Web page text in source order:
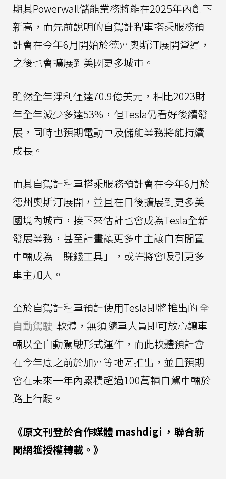
期其Powerwall儲能業務將能在2025年內創下
新高，而先前說明的自駕計程車搭乘服務預
計會在今年6月開始於德州奧斯汀展開營運，
之後也會擴展到美國更多城市。
雖然全年淨利僅達70.9億美元，相比2023財
年全年減少多達53%，但Tesla仍看好後續發
展，同時也預期電動車及儲能業務將能持續
成長。
而其自駕計程車搭乘服務預計會在今年6月於
德州奧斯汀展開，並且在日後擴展到更多美
國境內城市，接下來估計也會成為Tesla全新
發展業務，甚至計畫讓更多車主讓自有閒置
車輛成為「賺錢工具」，或許將會吸引更多
車主加入。
至於自駕計程車預計使用Tesla即將推出的全
自動駕駛 軟體，無須隨車人員即可放心讓車
輛以全自動駕駛形式運作，而此軟體預計會
在今年底之前於加州等地區推出，並且預期
會在未來一年內累積超過100萬輛自駕車輛於
路上行駛。
《原文刊登於合作媒體 mashdigi ，聯合新
聞網獲授權轉載。》